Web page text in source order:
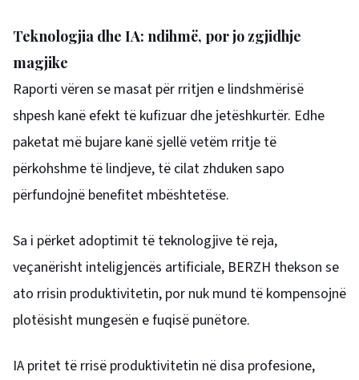
Teknologjia dhe IA: ndihmë, por jo zgjidhje
magjike
Raporti vëren se masat për rritjen e lindshmërisë
shpesh kanë efekt të kufizuar dhe jetëshkurtër. Edhe
paketat më bujare kanë sjellë vetëm rritje të
përkohshme të lindjeve, të cilat zhduken sapo
përfundojnë benefitet mbështetëse.
Sa i përket adoptimit të teknologjive të reja,
veçanërisht inteligjencës artificiale, BERZH thekson se
ato rrisin produktivitetin, por nuk mund të kompensojnë
plotësisht mungesën e fuqisë punëtore.
IA pritet të rrisë produktivitetin në disa profesione,